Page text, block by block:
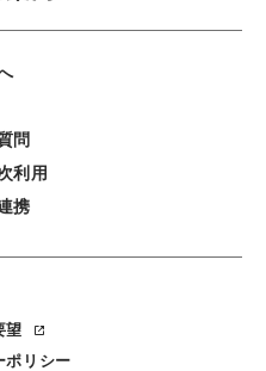
問
利用
携
望
ポリシー